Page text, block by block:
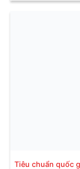
Tiêu chuẩn quốc